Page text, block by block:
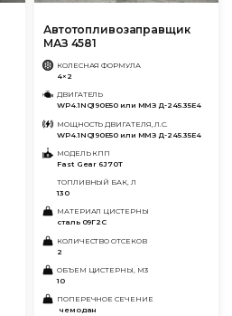
Автотопливозаправщик
МАЗ 4581
КОЛЕСНАЯ ФОРМУЛА
4×2
ДВИГАТЕЛЬ
WP4.1NQ190E50 или ММЗ Д-245.35Е4
МОЩНОСТЬ ДВИГАТЕЛЯ, Л.С.
WP4.1NQ190E50 или ММЗ Д-245.35Е4
МОДЕЛЬ КПП
Fast Gear 6J70T
ТОПЛИВНЫЙ БАК, Л
130
МАТЕРИАЛ ЦИСТЕРНЫ
сталь 09Г2С
КОЛИЧЕСТВО ОТСЕКОВ
2
ОБЪЕМ ЦИСТЕРНЫ, М3
10
ПОПЕРЕЧНОЕ СЕЧЕНИЕ
чемодан